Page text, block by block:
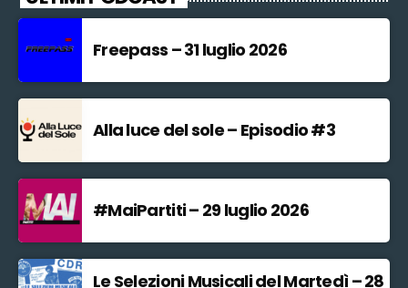
Freepass – 31 luglio 2026
Alla luce del sole – Episodio #3
#MaiPartiti – 29 luglio 2026
Le Selezioni Musicali del Martedì – 28